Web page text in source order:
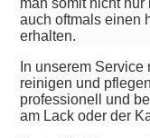
man somit nicht
auch oftmals einen
erhalten.
In unserem
reinigen und
professionell und
am Lack oder der